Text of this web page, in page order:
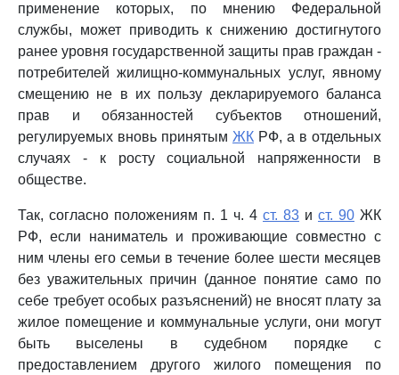
применение которых, по мнению Федеральной
службы, может приводить к снижению достигнутого
ранее уровня государственной защиты прав граждан -
потребителей жилищно-коммунальных услуг, явному
смещению не в их пользу декларируемого баланса
прав и обязанностей субъектов отношений,
регулируемых вновь принятым ЖК РФ, а в отдельных
случаях - к росту социальной напряженности в
обществе.
Так, согласно положениям п. 1 ч. 4 ст. 83 и ст. 90 ЖК
РФ, если наниматель и проживающие совместно с
ним члены его семьи в течение более шести месяцев
без уважительных причин (данное понятие само по
себе требует особых разъяснений) не вносят плату за
жилое помещение и коммунальные услуги, они могут
быть выселены в судебном порядке с
предоставлением другого жилого помещения по